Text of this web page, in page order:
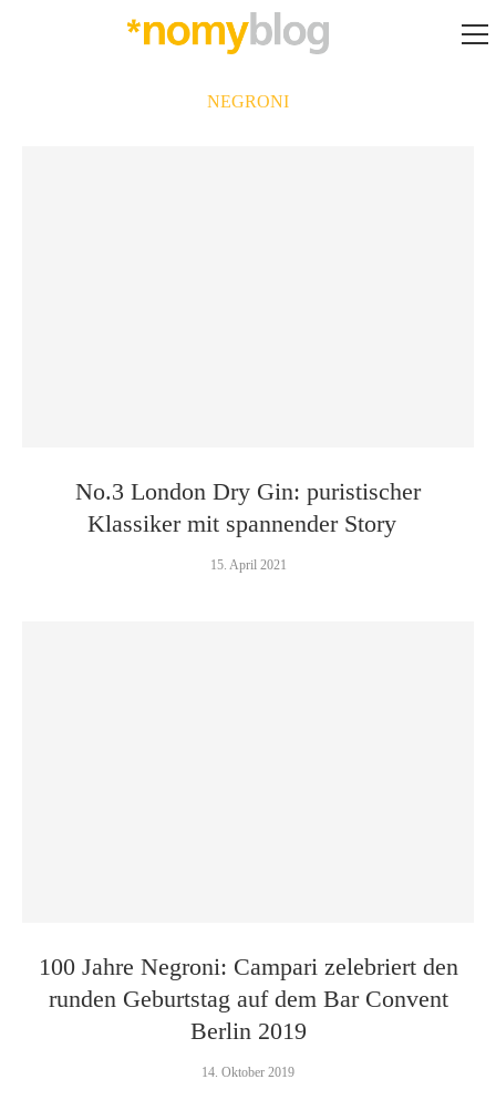
NEGRONI
No.3 London Dry Gin: puristischer
Klassiker mit spannender Story
15. April 2021
100 Jahre Negroni: Campari zelebriert den
runden Geburtstag auf dem Bar Convent
Berlin 2019
14. Oktober 2019